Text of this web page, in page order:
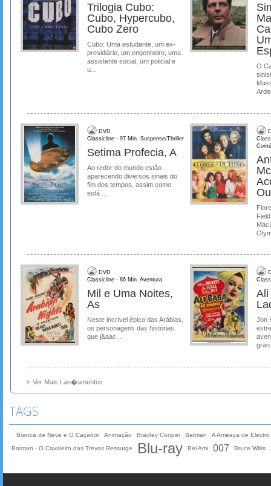
Trilogia Cubo:
Cubo, Hypercubo,
Cubo Zero
Cubo: Uma estudante, um ex-
presidiário, um engenheiro, uma
assistente social, um policial e
u...
O
DVD
Classicline - 97 Min. Suspense/Thriller
Setima Profecia, A
Ao redor do mundo estão
aparecendo diversos sinais do
fim dos tempos, assim como
está ...
DVD
Classicline - 86 Min. Aventura
Mil e Uma Noites,
As
Neste incrível épico das Arábias,
os personagens das histórias
que j&aac...
Ali
Jon
Ver Mais Lan�amentos
TAGS
Branca de Neve e O Caçador Animação Bradley Cooper Batman
A Ameaça de Electro
Batman - O Cavaleiro das Trevas Ressurge
Blu-ray Bel Ami 007 Bruce Willis